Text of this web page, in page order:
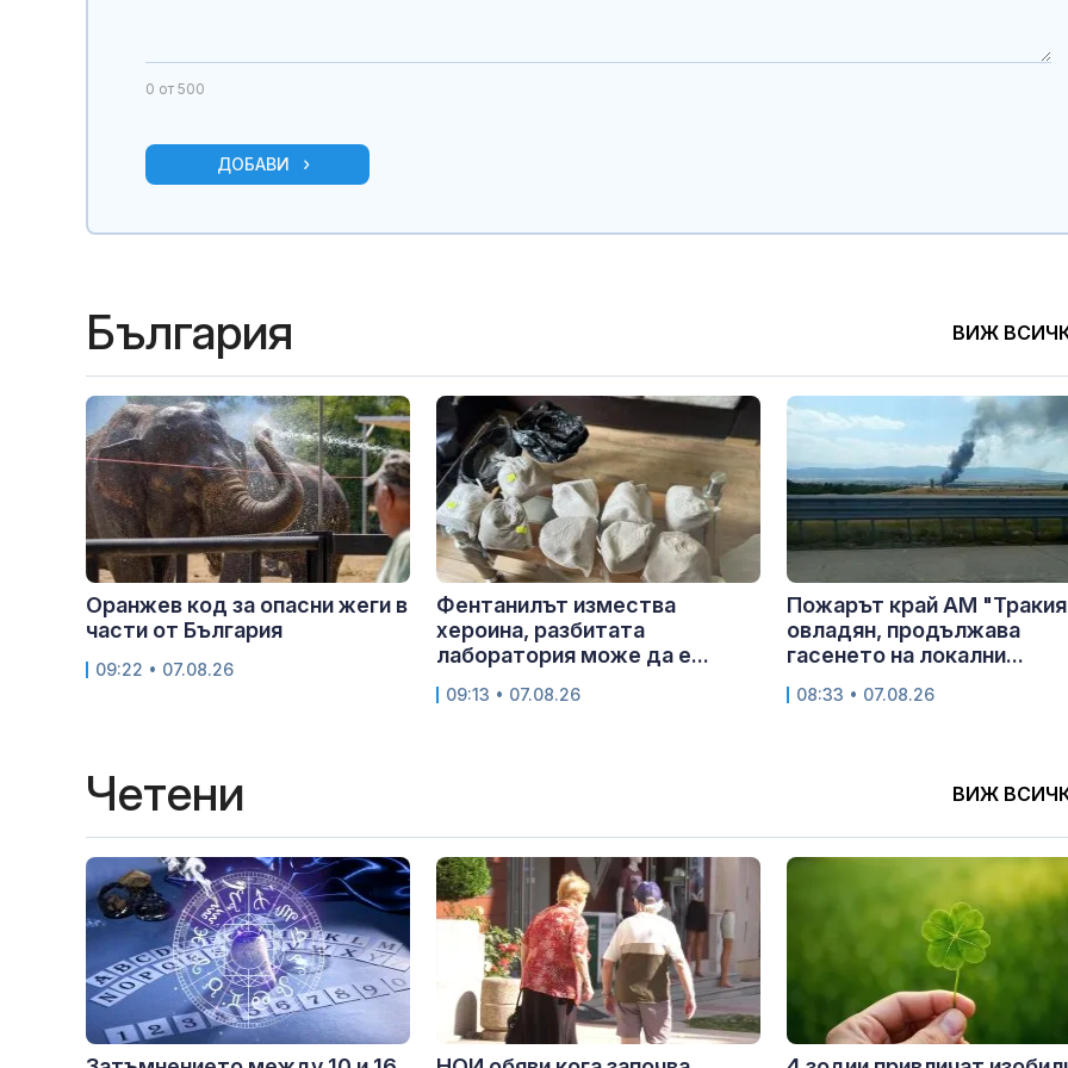
0 от 500
ДОБАВИ
България ВИЖ
Оранжев код за опасни жеги в
части от България
09:22 • 07.08.26
Фентанилът измества
хероина, разбитата
лаборатория може да е...
09:13 • 07.08.26
Пожарът край АМ
овладян, продължава
гасенето на локални...
08:33 • 07.08.26
Четени ВИЖ